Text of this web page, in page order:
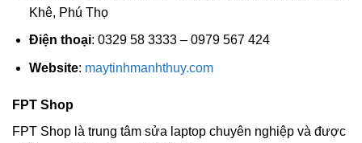
Khê, Phú Thọ
Điện thoại: 0329 58 3333 – 0979 567 424
Website: maytinhmanhthuy.com
FPT Shop
FPT Shop là trung tâm sửa laptop chuyên nghiệp và được